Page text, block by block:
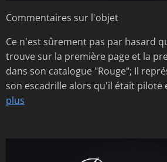
Commentaires sur l'objet
Ce n'est sûrement pas par hasard
trouve sur la première page et la
dans son catalogue "Rouge"; Il
son escadrille alors qu'il était pilote
plus